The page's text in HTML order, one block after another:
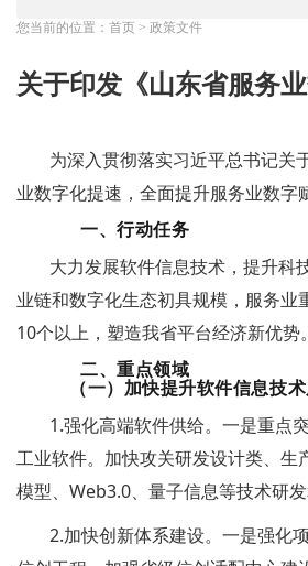
您当前的位置： 首页 > 政策文件
关于印发《山东省服务
为深入贯彻落实习近平总书记关
业数字化提速，全面提升服务业数
一、行动任务
大力发展软件信息技术，提升科
业链和数字化生态初具规模，服务
10个以上，塑造我省平台经济新优势。
二、重点领域
（一）加快提升软件信息技术
1.强化高端软件供给。一是重点
工业软件。加快攻关研发设计类、
模型、Web3.0、量子信息等技术研
2.加快创新体系建设。一是强化